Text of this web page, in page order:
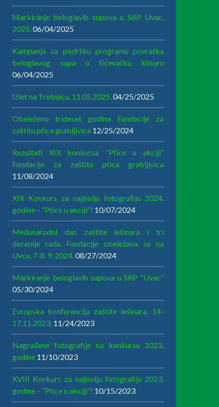
Markiranje beloglavih supova u SRP Uvac,
2025. 06/04/2025
Kampanja za podršku programu povratka
beloglavog supa u Sićevačku klisuru
06/04/2025
Izlet na Trešnjicu, 11.05.2025. 04/25/2025
Obeleženo trideset godina Fondacije za
zaštitu ptica grabljivica 12/25/2024
Rezultati XIX konkursa ”Ptice u akciji”
Fondacije za zaštitu ptica grabljivica
11/08/2024
XIX Konkurs za najbolju fotografiju 2024.
godine – “Ptice u akciji”! 10/07/2024
MeđunarodnI dan zaštite lešinara i tri
decenije rada Fondacije obeležava se na
Uvcu, 7-8. 9. 2024. 08/27/2024
Markiranje beloglavih supova u SRP “Uvac”
05/30/2024
Evropska konferencija zaštite lešinara, 14-
17.11.2023. 11/24/2023
Nagrađene fotografije na konkursu 2023.
godine 11/10/2023
XVIII Konkurs za najbolju fotografiju 2023.
godine – “Ptice u akciji”! 10/15/2023